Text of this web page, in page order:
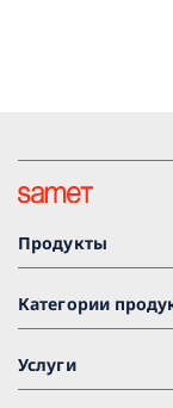
Продукты
Категории
Услуги